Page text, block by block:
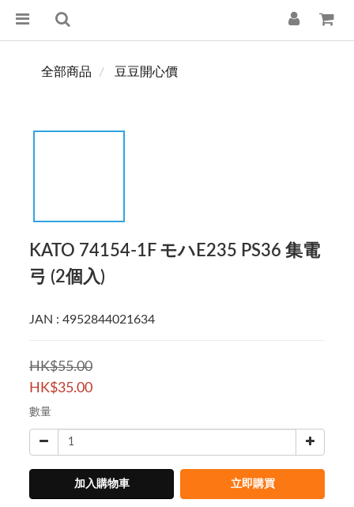
全部商品 豆豆開心價
KATO 74154-1F モハE235 PS36 集電
弓 (2個入)
JAN : 4952844021634
HK$55.00
HK$35.00
數量
加入購物車 立即購買